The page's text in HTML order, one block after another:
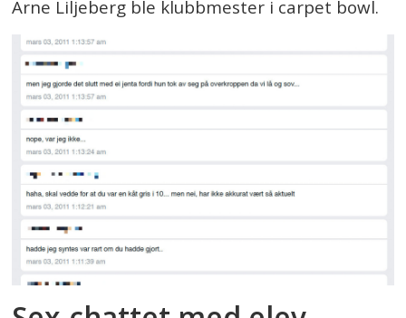
Arne Liljeberg ble klubbmester i carpet bowl.